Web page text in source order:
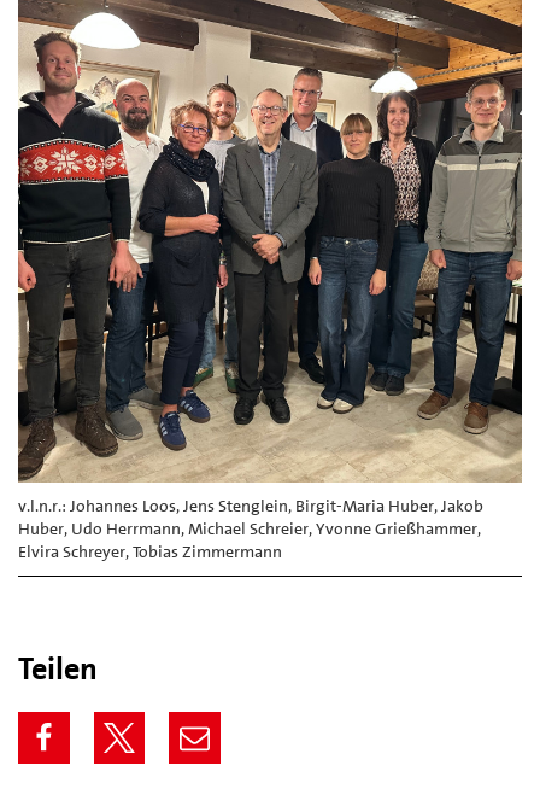
v.l.n.r.: Johannes Loos, Jens Stenglein, Birgit-Maria Huber, Jakob
Huber, Udo Herrmann, Michael Schreier, Yvonne Grießhammer,
Elvira Schreyer, Tobias Zimmermann
Teilen